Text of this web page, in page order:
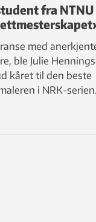
fra
med
ble Julie
kåret til den beste
i NRK-serien.